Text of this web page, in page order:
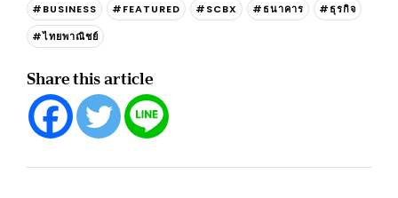
#BUSINESS #FEATURED #SCBX #ธนาคาร
#ธุรกิจ
#ไทยพาณิชย์
Share this article